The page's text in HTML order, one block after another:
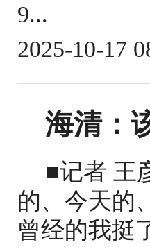
9...
2025-10-17
海清：
■记者 王
的、今天的
曾经的我挺